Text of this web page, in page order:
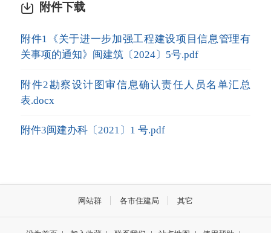
附件下载
附件1《关于进一步加强工程建设项目信息管理有
关事项的通知》闽建筑〔2024〕5号.pdf
附件2勘察设计图审信息确认责任人员名单汇总
表.docx
附件3闽建办科〔2021〕1 号.pdf
网站群 各市住建局 其它